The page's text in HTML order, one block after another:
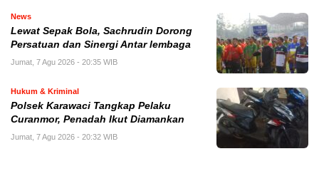
News
Lewat Sepak Bola, Sachrudin Dorong
Persatuan dan Sinergi Antar lembaga
Jumat, 7 Agu 2026 - 20:35 WIB
Hukum & Kriminal
Polsek Karawaci Tangkap Pelaku
Curanmor, Penadah Ikut Diamankan
Jumat, 7 Agu 2026 - 20:32 WIB